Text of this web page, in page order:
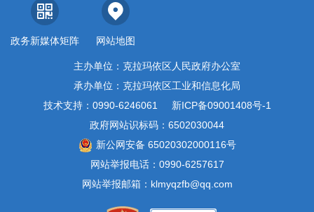
政务新媒体矩阵 网站地图
主办单位：克拉玛依区人民政府办公室
承办单位：克拉玛依区工业和信息化局
技术支持：0990-6246061
新ICP备09001408号-1
政府网站识标码：6502030044
新公网安备 65020302000116号
网站举报电话：0990-6257617
网站举报邮箱：klmyqzfb@qq.com